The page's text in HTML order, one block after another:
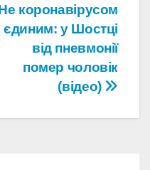
коронавірусом
єдиним: у Шостці
від пневмонії
помер чоловік
(відео)